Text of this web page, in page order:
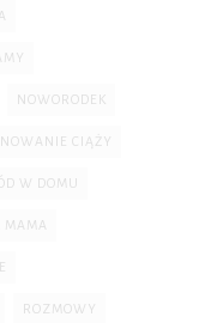
NOWORODEK
CIĄŻY
W DOMU
MAMA
ROZMOWY